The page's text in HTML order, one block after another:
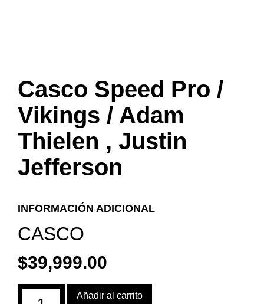
Casco Speed Pro /
Vikings / Adam
Thielen , Justin
Jefferson
INFORMACIÓN ADICIONAL
CASCO
$39,999.00
Añadir al carrito